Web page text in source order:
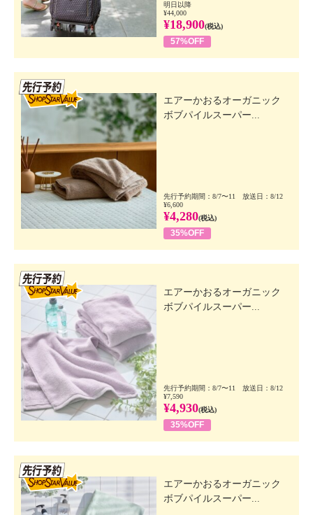
明日以降
¥44,000
¥18,900(税込)
57%OFF
エアーかおるオーガニック
ボブパイルスーパー...
先行予約期間：8/7〜11 放送日：8/12
¥6,600
¥4,280(税込)
35%OFF
エアーかおるオーガニック
ボブパイルスーパー...
先行予約期間：8/7〜11 放送日：8/12
¥7,590
¥4,930(税込)
35%OFF
エアーかおるオーガニック
ボブパイルスーパー...